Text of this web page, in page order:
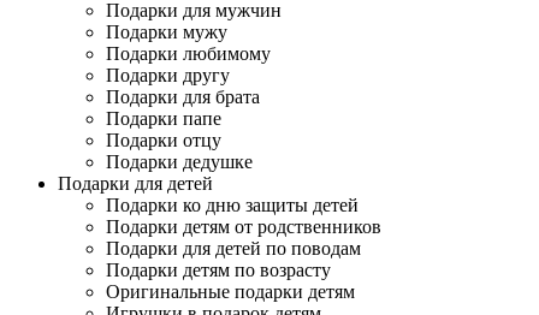
Подарки для мужчин
Подарки мужу
Подарки любимому
Подарки другу
Подарки для брата
Подарки папе
Подарки отцу
Подарки дедушке
Подарки для детей
Подарки ко дню защиты детей
Подарки детям от родственников
Подарки для детей по поводам
Подарки детям по возрасту
Оригинальные подарки детям